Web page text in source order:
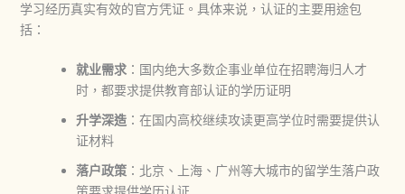
学习经历真实有效的官方凭证。具体来说，认证的主要用途包
括：
就业需求：国内绝大多数企事业单位在招聘海归人才
时，都要求提供教育部认证的学历证明
升学深造：在国内高校继续攻读更高学位时需要提供认
证材料
落户政策：北京、上海、广州等大城市的留学生落户政